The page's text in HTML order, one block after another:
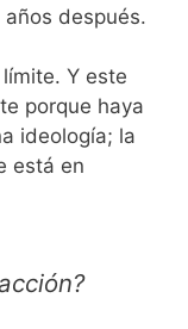
después.
Y este
porque haya
ideología; la
está en